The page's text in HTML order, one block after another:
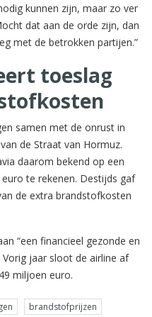
kunnen zijn, maar zo ver
dat aan de orde zijn, dan
met de betrokken partijen.”
toeslag
samen met de onrust in
de Straat van Hormuz.
daarom bekend op een
te rekenen. Destijds gaf
de extra brandstofkosten
“een financieel gezonde en
jaar sloot de airline af
miljoen euro.
brandstofprijzen